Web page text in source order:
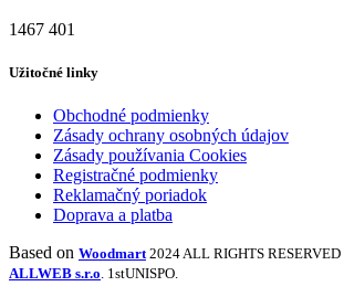
1467 401
Užitočné linky
Obchodné podmienky
Zásady ochrany osobných údajov
Zásady používania Cookies
Registračné podmienky
Reklamačný poriadok
Doprava a platba
Based on Woodmart 2024 ALL RIGHTS
ALLWEB s.r.o. 1stUNISPO.